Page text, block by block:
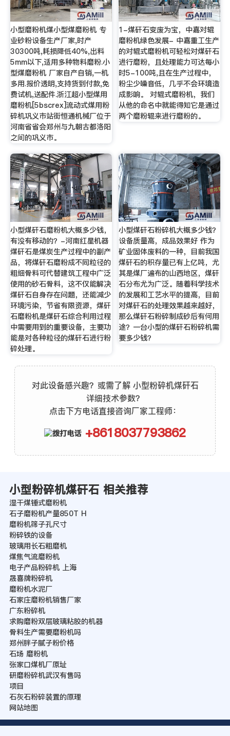
小型磨粉机煤小型煤磨粉机 专
业砂粉设备生产厂家,时产
30300吨,耗损降低40%,出料
5mm以下,适用多种物料磨粉.小
型煤磨粉机 厂家自产自销,一机
多用.报价透明,支持货到付款,免
费试机,送配件.浙江超小型煤用
磨粉机[5bscrex]流动式煤用粉
碎机巩义市站街恒通机械厂位于
河南省省会郑州与九朝古都洛阳
之间的巩义市。
1-煤矸石变废为宝，中嘉对辊
磨粉机绿色发展- 中嘉重工生产
的对辊式磨粉机可轻松对煤矸石
进行磨粉，且处理能力可达每小
时5-100吨,且在生产过程中，
粉尘少噪音低，几乎不会环境造
成影响。 对辊式磨粉机，我们
从他的命名中就能得知它是通过
两个磨粉辊来进行磨粉的。
小型煤矸石磨粉机大概多少钱，
有没有移动的？-河南红星机器
煤矸石是煤炭生产过程中的副产
品，将煤矸石磨粉成不同粒径的
粗细骨料可代替建筑工程中广泛
使用的砂石骨料，这不仅能解决
煤矸石自身存在问题，还能减少
环境污染，节省有限资源，煤矸
石磨粉机是煤矸石综合利用过程
中需要用到的重要设备，主要功
能是对各种粒径的煤矸石进行粉
碎处理。
小型煤矸石粉碎机大概多少钱？
设备质量高，成品效果好 作为
矿业固体废料的一种，目前我国
煤矸石的积存量已有上亿吨，尤
其是煤厂遍布的山西地区，煤矸
石分布尤为广泛。随着科学技术
的发展和工艺水平的提高，目前
对煤矸石的处理效果越来越好，
那么煤矸石粉碎制成砂后有何用
途？一台小型的煤矸石粉碎机需
要多少钱？
对此设备感兴趣？或需了解 小型粉碎机煤矸石
详细技术参数？
点击下方电话直接咨询厂家工程师：
+8618037793862
小型粉碎机煤矸石 相关推荐
湿干煤锤式磨粉机
石子磨粉机产量850T H
磨粉机筛子孔尺寸
粉碎铁的设备
玻璃用长石粗磨机
煤焦气流磨粉机
电子产品粉碎机 上海
晟喜牌粉碎机
磨粉机水泥厂
石家庄磨粉机销售厂家
广东粉碎机
求购磨粉双层玻璃粘胶的机器
骨料生产需要磨粉机吗
郑州胖子腻子粉价格
石场 磨粉机
张家口煤机厂原址
研磨粉碎机武汉有售吗
项目
石灰石粉碎装置的原理
网站地图